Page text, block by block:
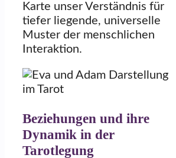
Karte unser Verständnis für
tiefer liegende, universelle
Muster der menschlichen
Interaktion.
Beziehungen und ihre
Dynamik in der
Tarotlegung